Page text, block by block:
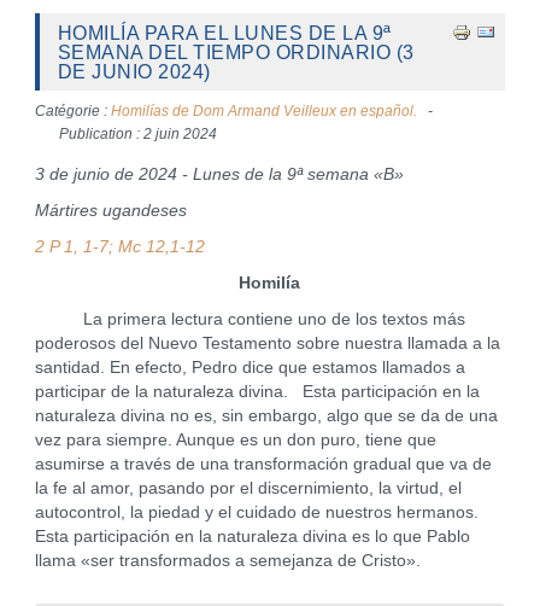
HOMILÍA PARA EL LUNES DE LA 9ª
SEMANA DEL TIEMPO ORDINARIO (3
DE JUNIO 2024)
Catégorie : Homilías de Dom Armand Veilleux en español.
Publication : 2 juin 2024
3 de junio de 2024 - Lunes de la 9ª semana «B»
Mártires ugandeses
2 P 1, 1-7; Mc 12,1-12
Homilía
La primera lectura contiene uno de los textos más
poderosos del Nuevo Testamento sobre nuestra llamada a la
santidad. En efecto, Pedro dice que estamos llamados a
participar de la naturaleza divina. Esta participación en la
naturaleza divina no es, sin embargo, algo que se da de una
vez para siempre. Aunque es un don puro, tiene que
asumirse a través de una transformación gradual que va de
la fe al amor, pasando por el discernimiento, la virtud, el
autocontrol, la piedad y el cuidado de nuestros hermanos.
Esta participación en la naturaleza divina es lo que Pablo
llama «ser transformados a semejanza de Cristo».